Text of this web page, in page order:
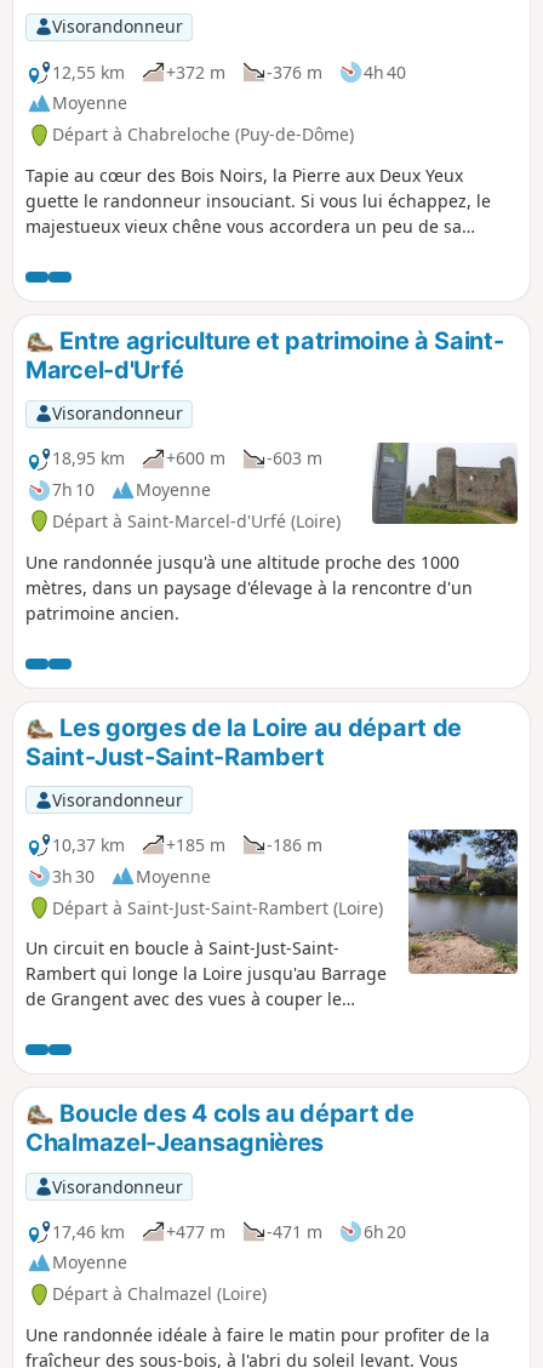
Visorandonneur
12,55 km
+372 m -376 m
4h 40
Moyenne
Départ à Chabreloche (Puy-de-Dôme)
Tapie au cœur des Bois Noirs, la Pierre aux Deux Yeux
guette le randonneur insouciant. Si vous lui échappez, le
majestueux vieux chêne vous accordera un peu de sa
rocheux du Roc du Guet, endroit propice à la méditation.
Entre agriculture et patrimoine à Saint-
Marcel-d'Urfé
Visorandonneur
18,95 km
+600 m
-603 m
7h 10
Moyenne
Départ à Saint-Marcel-d'Urfé (Loire)
Une randonnée jusqu'à une altitude proche des 1000
mètres, dans un paysage d'élevage à la rencontre d'un
patrimoine ancien.
Les gorges de la Loire au départ de
Saint-Just-Saint-Rambert
Visorandonneur
10,37 km
+185 m
-186 m
3h 30
Moyenne
Départ à Saint-Just-Saint-Rambert (Loire)
Un circuit en boucle à Saint-Just-Saint-
Rambert qui longe la Loire jusqu'au Barrage
de Grangent avec des vues à couper le
Boucle des 4 cols au départ de
Chalmazel-Jeansagnières
Visorandonneur
17,46 km
+477 m -471 m
6h 20
Moyenne
Départ à Chalmazel (Loire)
Une randonnée idéale à faire le matin pour profiter de la
fraîcheur des sous-bois, à l'abri du soleil levant. Vous